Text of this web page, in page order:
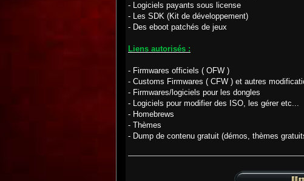
- Logiciels payants sous license
- Les SDK (Kit de développement)
- Des eboot patchés de jeux
Liens autorisés :
- Firmwares officiels ( OFW )
- Customs Firmwares ( CFW ) et autres
- Firmwares/logiciels pour les dongles
- Logiciels pour modifier des ISO, les gérer etc...
- Homebrews
- Thèmes
- Dump de contenu gratuit (démos, thèmes